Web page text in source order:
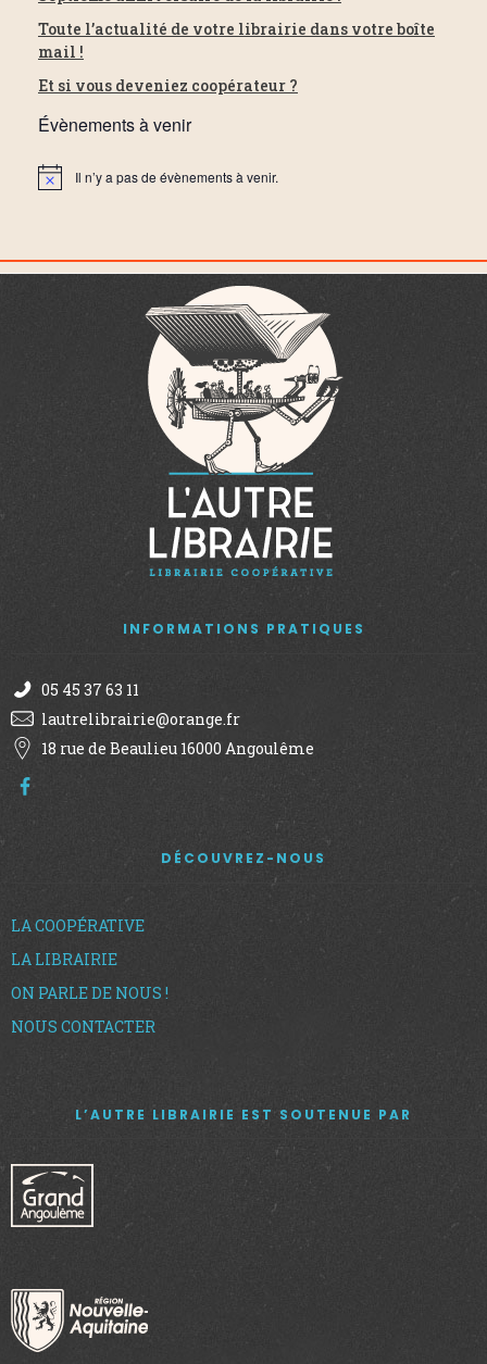
Toute l’actualité de votre librairie dans votre boîte
mail !
Et si vous deveniez coopérateur ?
Évènements à venir
Il n’y a pas de évènements à venir.
INFORMATIONS PRATIQUES
05 45 37 63 11
lautrelibrairie@orange.fr
18 rue de Beaulieu 16000 Angoulême
DÉCOUVREZ-NOUS
LA COOPÉRATIVE
LA LIBRAIRIE
ON PARLE DE NOUS !
NOUS CONTACTER
L’AUTRE LIBRAIRIE EST SOUTENUE PAR